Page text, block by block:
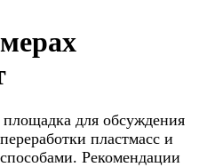
для обсуждения
пластмасс и
Рекомендации